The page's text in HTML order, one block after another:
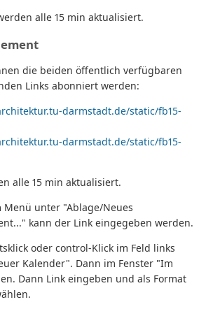
alle 15 min aktualisiert.
die beiden öffentlich verfügbaren
Links abonniert werden:
darmstadt.de/static/fb15-
darmstadt.de/static/fb15-
alle 15 min aktualisiert.
unter "Ablage/Neues
kann der Link eingegeben werden.
oder control-Klick im Feld links
Kalender". Dann im Fenster "Im
Dann Link eingeben und als Format